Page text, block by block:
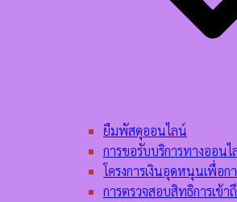
ยืมพัสดุออนไลน์
การขอรับบริการทางออนไ
โครงการเงินอุดหนุนเพื่อกา
การตรวจสอบสิทธิการเข้า